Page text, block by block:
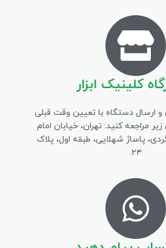
کلینیک ابزار
ارسال دستگاه با تعیین وقت قبلی
مراجعه کنید: تهران، خیابان امام
پاساژ شهلایی، طبقه اول، پلاک
۲۴.